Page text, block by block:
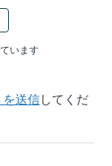
います
を送信してくだ